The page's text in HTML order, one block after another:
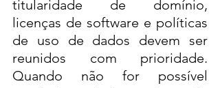
titularidade de domínio,
licenças de software e políticas
de uso de dados devem ser
reunidos com prioridade.
Quando não for possível